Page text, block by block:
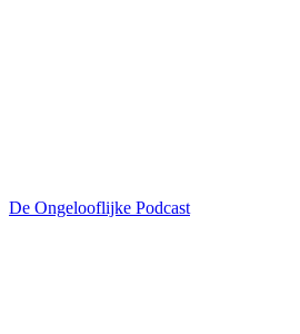
De Ongelooflijke Podcast